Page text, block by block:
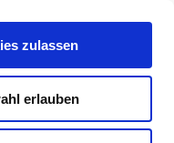
zulassen
erlauben